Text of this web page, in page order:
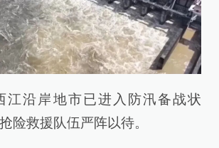
江沿岸地市已进入防汛备战状
险救援队伍严阵以待。